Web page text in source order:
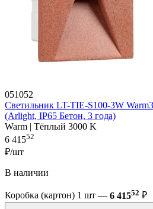
051052
Светильник LT-TIE-S100-3W
(Arlight, IP65 Бетон, 3 года)
Warm | Тёплый 3000 K
6 41552
₽/шт
В наличии
Коробка (картон) 1 шт — 6 41552 ₽